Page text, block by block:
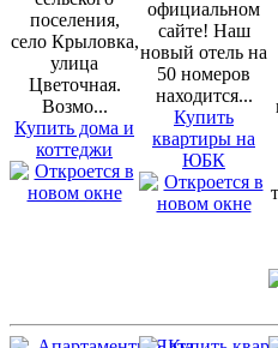
поселения,
село Крыловка,
улица
Цветочная.
Возмо...
Купить дома и
коттеджи
официальном
сайте! Наш
новый отель на
50 номеров
находится...
Купить
квартиры на
ЮБК